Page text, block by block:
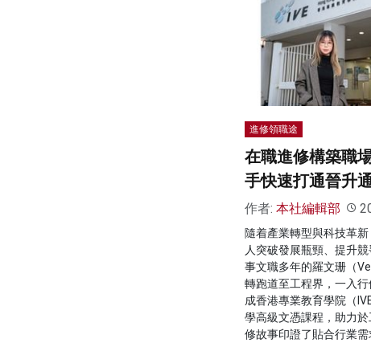
進修領職途
在職進修構築職
手快速打通晉升
作者: 本社編輯部
隨着產業轉型與科技革
人突破發展瓶頸、提升
事文職多年的羅文珊（
轉跑道至工程界，一入
成香港專業教育學院（
學高級文憑課程，助力
修故事印證了貼合行業